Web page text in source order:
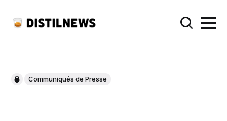
Communiqués de Presse